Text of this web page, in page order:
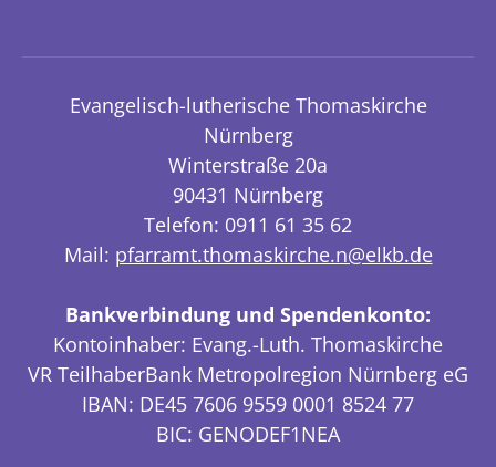
Evangelisch-lutherische Thomaskirche
Nürnberg
Winterstraße 20a
90431 Nürnberg
Telefon: 0911 61 35 62
Mail: pfarramt.thomaskirche.n@elkb.de
Bankverbindung und Spendenkonto:
Kontoinhaber: Evang.-Luth. Thomaskirche
VR TeilhaberBank Metropolregion Nürnberg eG
IBAN: DE45 7606 9559 0001 8524 77
BIC: GENODEF1NEA